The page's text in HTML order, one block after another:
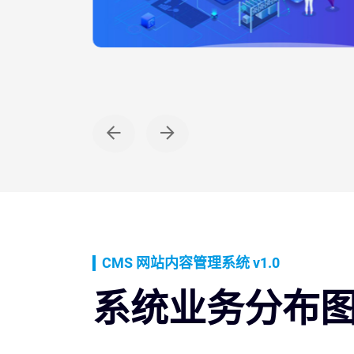
CMS 网站内容管理系统 v1.0
系统业务分布图